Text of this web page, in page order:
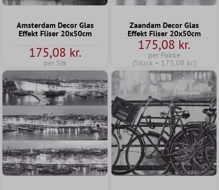
Amsterdam Decor Glas
Effekt Fliser 20x50cm
175,08 kr.
per Stk
Zaandam Decor Glas
Effekt Fliser 20x50cm
175,08 kr.
per Pakke
(Stück = 175,08 kr.)